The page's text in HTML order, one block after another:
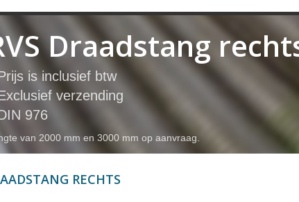
Draadstang
is inclusief btw
verzending
976
van 2000 mm en 3000 mm op aanvraag.
RECHTS